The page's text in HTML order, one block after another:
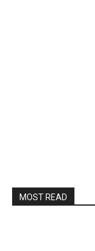
MOST READ